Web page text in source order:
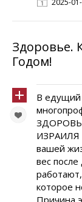
2025-
Здоровье.
Годом!
В
ИЗРАИЛЯ
вашей
вес
которое
Причина